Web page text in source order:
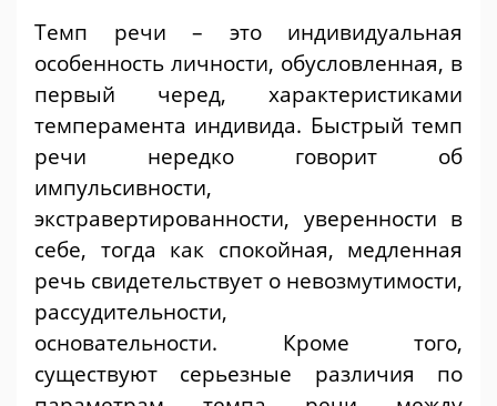
Темп речи – это индивидуальная
особенность личности, обусловленная, в
первый черед, характеристиками
темперамента индивида. Быстрый темп
речи нередко говорит об
импульсивности,
экстравертированности, уверенности в
себе, тогда как спокойная, медленная
речь свидетельствует о невозмутимости,
рассудительности,
основательности. Кроме того,
существуют серьезные различия по